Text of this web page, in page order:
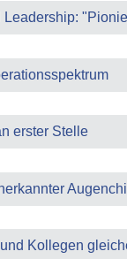
die OP
Leadership:
erster Stelle
Kollegen